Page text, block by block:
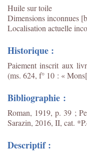
Huile sur toile
Dimensions inconnues
Localisation actuelle
Historique :
Paiement inscrit aux
(ms. 624, f° 10 : «
Bibliographie :
Roman, 1919, p. 39 ;
Sarazin, 2016, II, cat.
Descriptif :